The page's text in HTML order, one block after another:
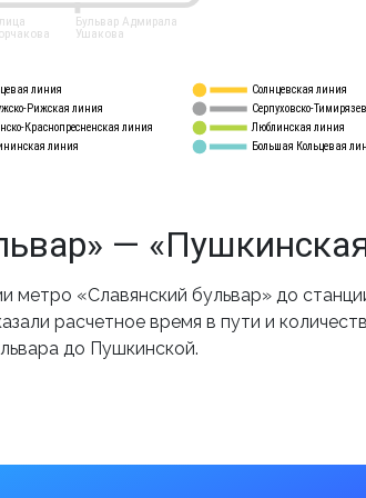
линия
Рижская линия
Краснопресненская линия
линия
Солнцевская линия
Серпуховско-
Люблинская линия
Большая Кольцевая
Бульвар Адмирала
Ушакова
—
«Славянский бульвар» до
расчетное время в пути и
до Пушкинской.